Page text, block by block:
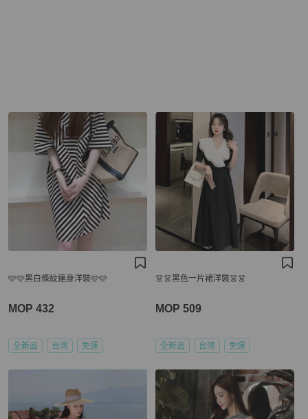
🩷🩷黑白條紋連身洋裝🩷🩷
MOP 432
全新品 台灣 免運
👗👗黑色一片裙洋裝👗👗
MOP 509
全新品 台灣 免運